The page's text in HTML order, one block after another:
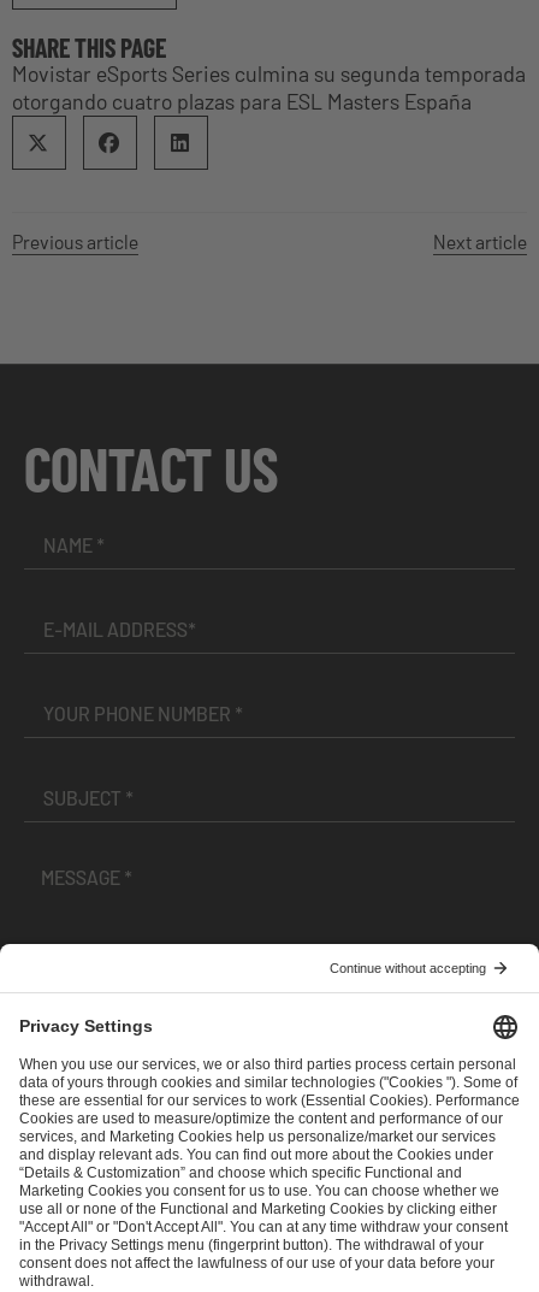
SHARE THIS PAGE
Movistar eSports Series culmina su segunda temporada
otorgando cuatro plazas para ESL Masters España
Previous article Next article
CONTACT US
andPrivacy Policy
SEND MESSAGE